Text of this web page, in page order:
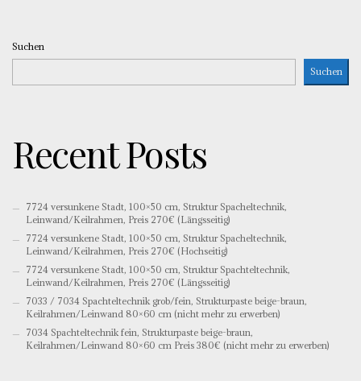
Suchen
Suchen
Recent Posts
7724 versunkene Stadt, 100×50 cm, Struktur Spacheltechnik,
Leinwand/Keilrahmen, Preis 270€ (Längsseitig)
7724 versunkene Stadt, 100×50 cm, Struktur Spacheltechnik,
Leinwand/Keilrahmen, Preis 270€ (Hochseitig)
7724 versunkene Stadt, 100×50 cm, Struktur Spachteltechnik,
Leinwand/Keilrahmen, Preis 270€ (Längsseitig)
7033 / 7034 Spachteltechnik grob/fein, Strukturpaste beige-braun,
Keilrahmen/Leinwand 80×60 cm (nicht mehr zu erwerben)
7034 Spachteltechnik fein, Strukturpaste beige-braun,
Keilrahmen/Leinwand 80×60 cm Preis 380€ (nicht mehr zu erwerben)